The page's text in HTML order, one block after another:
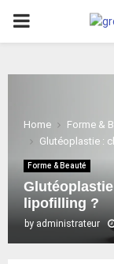
PRIMARY
Home
Forme &
Glutéoplastie :
Forme & Beauté
lipofilling ?
by administrateur